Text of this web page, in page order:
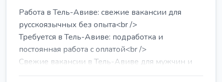
Работа в Тель-Авиве: свежие вакансии для
русскоязычных без опыта<br />
Требуется в Тель-Авиве: подработка и
постоянная работа с оплатой<br />
Свежие вакансии в Тель-Авиве для мужчин и
женщин от хозя...